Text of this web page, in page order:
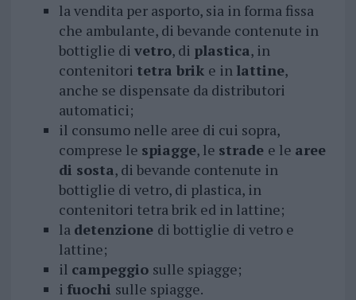
la vendita per asporto, sia in forma fissa
che ambulante, di bevande contenute in
bottiglie di vetro, di plastica, in
contenitori tetra brik e in lattine,
anche se dispensate da distributori
automatici;
il consumo nelle aree di cui sopra,
comprese le spiagge, le strade e le aree
di sosta, di bevande contenute in
bottiglie di vetro, di plastica, in
contenitori tetra brik ed in lattine;
la detenzione di bottiglie di vetro e
lattine;
il campeggio sulle spiagge;
i fuochi sulle spiagge.